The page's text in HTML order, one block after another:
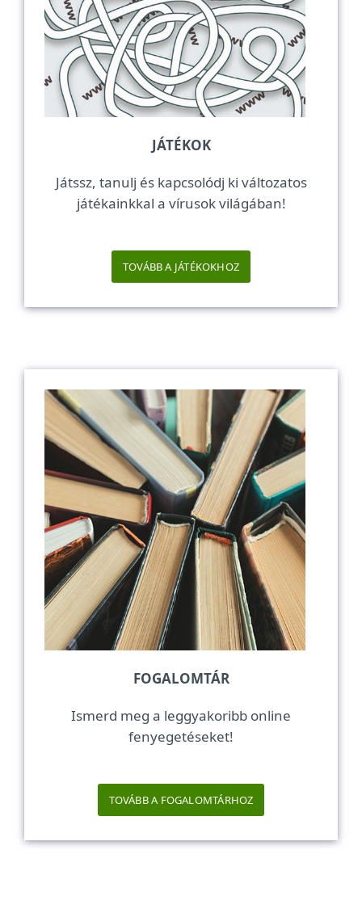
JÁTÉKOK
Játssz, tanulj és kapcsolódj ki változatos
játékainkkal a vírusok világában!
TOVÁBB A JÁTÉKOKHOZ
FOGALOMTÁR
Ismerd meg a leggyakoribb online
fenyegetéseket!
TOVÁBB A FOGALOMTÁRHOZ